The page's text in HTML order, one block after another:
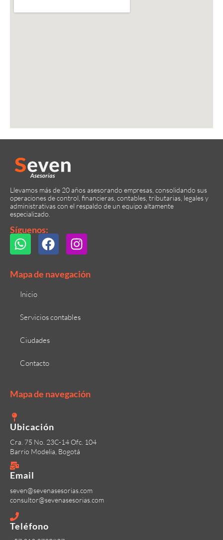
Llevamos más de 20 años asesorando empresas, consolidando sus
operaciones de control, financieras, contables, tributarias, legales y
administrativas con el respaldo de un equipo altamente
especializado.
Síguenos:
Mapa de navegación
Inicio
Servicios contables
Ciudades
Contacto
Mapa de navegación
Ubicación
Cra. 75 No. 23C-14 Ofc. 104
Barrio Modelia, Bogotá
Email
seven@sevenasesorias.com
consultor@sevenasesorias.com
Teléfono